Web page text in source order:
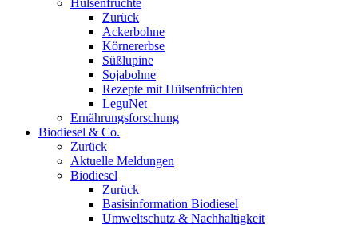
Hülsenfrüchte
Zurück
Ackerbohne
Körnererbse
Süßlupine
Sojabohne
Rezepte mit Hülsenfrüchten
LeguNet
Ernährungsforschung
Biodiesel & Co.
Zurück
Aktuelle Meldungen
Biodiesel
Zurück
Basisinformation Biodiesel
Umweltschutz & Nachhaltigkeit